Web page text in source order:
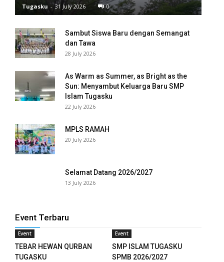
panel
panel
panel
panel
panel
panel
Tugasku - 31 July 2026 0
Sambut Siswa Baru dengan Semangat
dan Tawa
28 July 2026
As Warm as Summer, as Bright as the
Sun: Menyambut Keluarga Baru SMP
Islam Tugasku
22 July 2026
MPLS RAMAH
20 July 2026
Selamat Datang 2026/2027
13 July 2026
Event Terbaru
Event
TEBAR HEWAN QURBAN
TUGASKU
Event
SMP ISLAM TUGASKU
SPMB 2026/2027